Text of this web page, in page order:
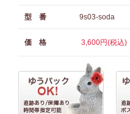
型 番 9s03-soda
価 格 3,600円(税込)